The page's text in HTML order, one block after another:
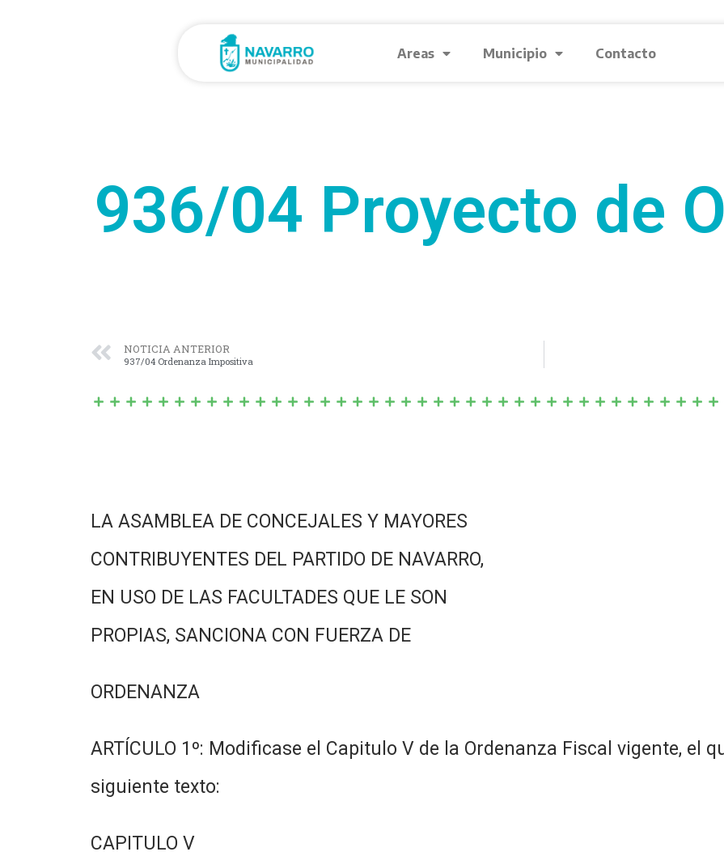
Areas Municipio Contacto
936/04 Proyecto de
NOTICIA ANTERIOR
937/04 Ordenanza Impositiva
LA ASAMBLEA DE CONCEJALES Y MAYORES
CONTRIBUYENTES DEL PARTIDO DE NAVARRO,
EN USO DE LAS FACULTADES QUE LE SON
PROPIAS, SANCIONA CON FUERZA DE
ORDENANZA
ARTÍCULO 1º: Modificase el Capitulo V de la Ordenanza Fiscal vigente, el
siguiente texto:
CAPITULO V